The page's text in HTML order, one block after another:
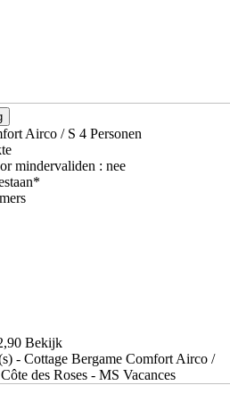
Airco / S 4 Personen
mindervaliden : nee
Bekijk